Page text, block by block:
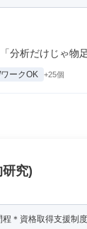
分析だけじゃ物
ークOK +25個
究)
＊資格取得支援制度